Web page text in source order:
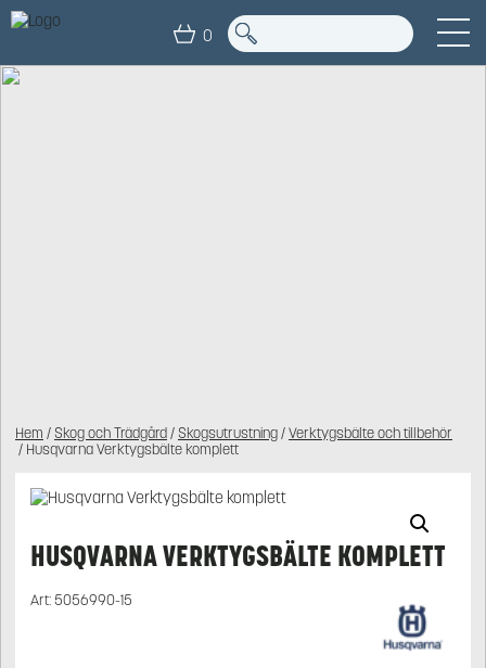
0
Hem / Skog och Trädgård/ Skogsutrustning/Verktygsbälte och tillbehör
/ Husqvarna Verktygsbälte komplett
HUSQVARNA VERKTYGSBÄLTE KOMPLETT
Art:5056990-15